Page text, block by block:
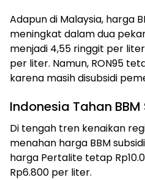
Adapun di Malaysia, harga
meningkat dalam dua
menjadi 4,55 ringgit per
per liter. Namun, RON95
karena masih disubsidi
Indonesia Tahan BBM
Di tengah tren kenaikan
menahan harga BBM
harga Pertalite tetap
Rp6.800 per liter.